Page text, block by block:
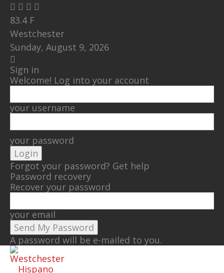
83.4 F
Westchester
Sunday, August 9, 2026
Sign in
Welcome! Log into your account
your username
your password
Forgot your password? Get help
Password recovery
Recover your password
your email
A password will be e-mailed to you.